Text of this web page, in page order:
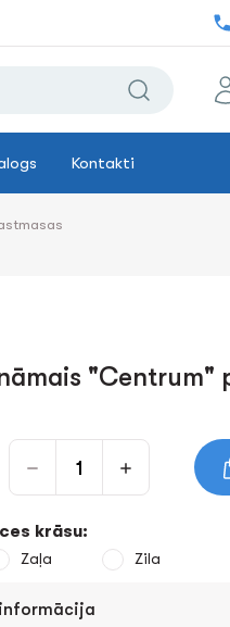
Kontakti
"Centrum"
krāsu:
Zaļa Zila